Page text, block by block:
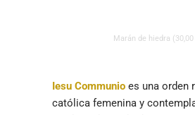
Marán de hiedra (30,00
Iesu Communio es una orden
católica femenina y